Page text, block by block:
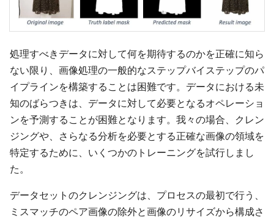
処理すべきデータに対して何を期待するのかを正確に知ら
ない限り、画像処理の一般的なステップバイステップのパ
イプラインを構築することは困難です。データにおける未
知のばらつきは、データに対して必要となるオペレーショ
ンを予測することが困難となります。我々の場合、クレン
ジングや、さらなる分析を必要とする正確な画像の領域を
特定するために、いくつかのトレーニングを試行しまし
た。
データセットのクレンジングは、プロセスの最初で行う、
ミスマッチのペア画像の除外と画像のリサイズから構成さ